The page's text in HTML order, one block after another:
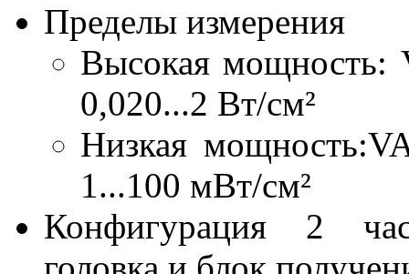
Пределы измерения
Высокая мощность:
0,020...2 Вт/см²
Низкая
1...100 мВт/см²
Конфигурация 2